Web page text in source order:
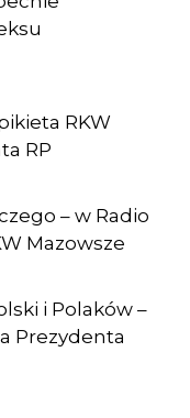
RKW
RP
– w Radio
Mazowsze
i Polaków –
Prezydenta